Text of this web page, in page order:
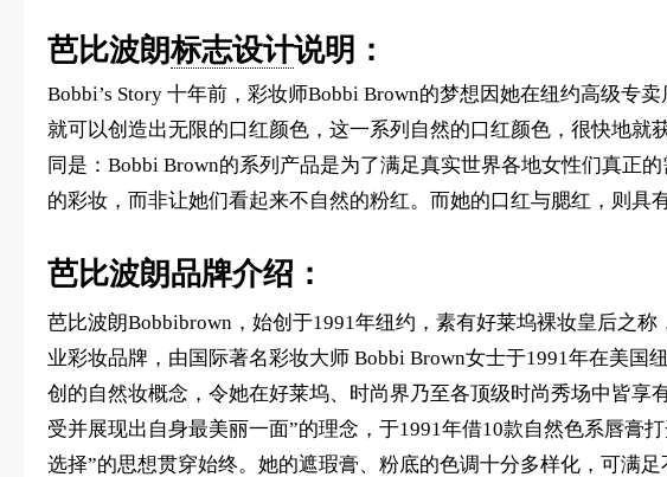
芭比波朗标志设计说明：
Bobbi’s Story 十年前，彩妆师Bobbi Brown的梦想因她在纽约高级专
就可以创造出无限的口红颜色，这一系列自然的口红颜色，很快地
同是：Bobbi Brown的系列产品是为了满足真实世界各地女性们真正
的彩妆，而非让她们看起来不自然的粉红。而她的口红与腮红，则具
芭比波朗品牌介绍：
芭比波朗Bobbibrown，始创于1991年纽约，素有好莱坞裸妆皇后之
业彩妆品牌，由国际著名彩妆大师 Bobbi Brown女士于1991年在美
创的自然妆概念，令她在好莱坞、时尚界乃至各顶级时尚秀场中皆享
受并展现出自身最美丽一面”的理念，于1991年借10款自然色系唇膏
选择”的思想贯穿始终。她的遮瑕膏、粉底的色调十分多样化，可满